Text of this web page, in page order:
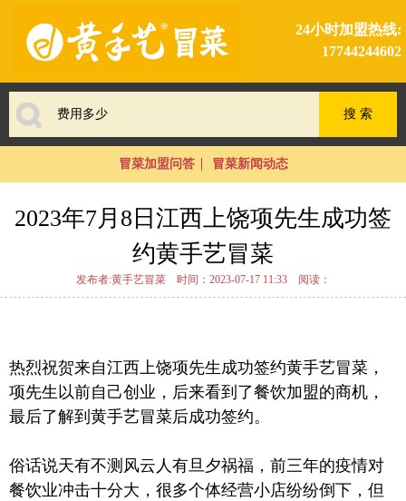
24小时加盟热线:
17744244602
冒菜加盟问答 冒菜新闻动态
2023年7月8日江西上饶项先生成功签
约黄手艺冒菜
发布者:黄手艺冒菜 时间：2023-07-17 11:33 阅读：
热烈祝贺来自江西上饶项先生成功签约黄手艺冒菜，
项先生以前自己创业，后来看到了餐饮加盟的商机，
最后了解到黄手艺冒菜后成功签约。
俗话说天有不测风云人有旦夕祸福，前三年的疫情对
餐饮业冲击十分大，很多个体经营小店纷纷倒下，但